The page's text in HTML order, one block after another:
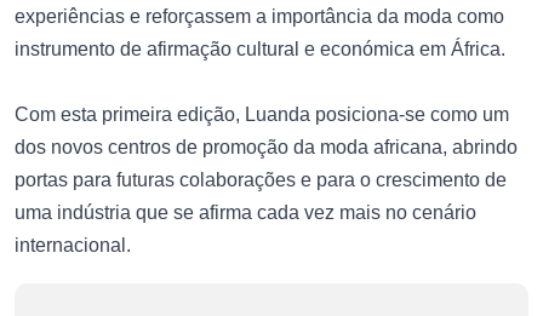
experiências e reforçassem a importância da moda como
instrumento de afirmação cultural e económica em África.
Com esta primeira edição, Luanda posiciona-se como um
dos novos centros de promoção da moda africana, abrindo
portas para futuras colaborações e para o crescimento de
uma indústria que se afirma cada vez mais no cenário
internacional.